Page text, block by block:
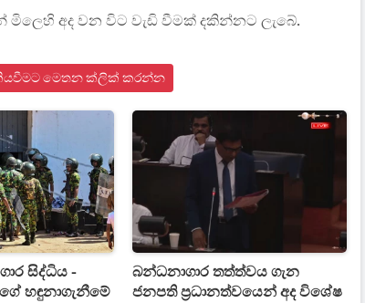
අද වන විට වැඩි වීමක් දකින්නට ලැබේ.
කියවීමට මෙතන ක්ලික් කරන්න
සිද්ධිය -
හඳුනාගැනීමේ
බන්ධනාගාර තත්ත්වය ගැන
ජනපති ප්‍රධානත්වයෙන් අද විශේෂ